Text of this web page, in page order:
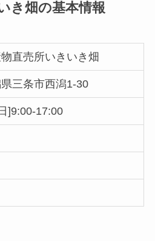
き畑の基本情報
直売所いきいき畑
三条市西潟1-30
]9:00-17:00